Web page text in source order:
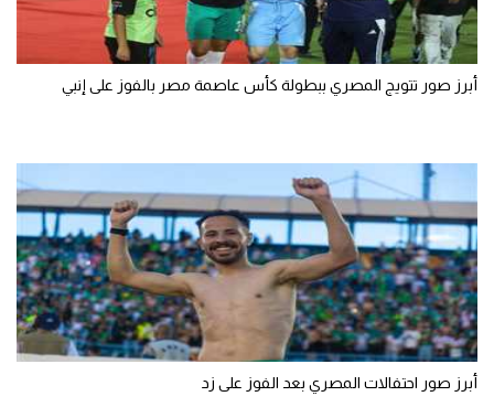
أبرز صور تتويج المصري ببطولة كأس عاصمة مصر بالفوز على إنبي
أبرز صور احتفالات المصري بعد الفوز على زد